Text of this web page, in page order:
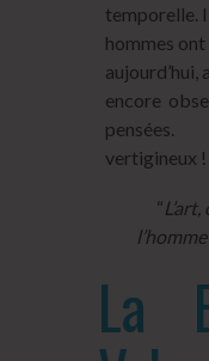
temporelle.
hommes
aujourd’hui,
encore
vertigineux !
“
La